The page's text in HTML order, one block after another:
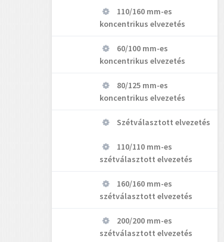
110/160 mm-es
koncentrikus elvezetés
60/100 mm-es
koncentrikus elvezetés
80/125 mm-es
koncentrikus elvezetés
Szétválasztott elvezetés
110/110 mm-es
szétválasztott elvezetés
160/160 mm-es
szétválasztott elvezetés
200/200 mm-es
szétválasztott elvezetés